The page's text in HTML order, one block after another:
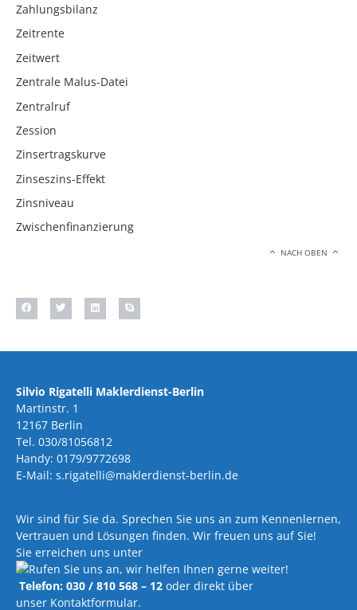
Zahlungsbilanz
Zeitrente
Zeitwert
Zentrale Malus-Datei
Zentralruf
Zession
Zinsertragskurve
Zinseszins-Effekt
Zinsniveau
Zwischenfinanzierung
NACH OBEN
Silvio Rigatelli Maklerdienst-Berlin
Martinstr. 1
12167 Berlin
Tel. 030/81056812
Handy: 0179/9772698
E-Mail: s.rigatelli@maklerdienst-berlin.de
Wir sind für Sie da. Sprechen Sie uns an zum Kennenlernen,
Vertrauen und Lösungen finden. Wir freuen uns auf Sie!
Sie erreichen uns unter
Telefon: 030 / 810 568 – 12 oder direkt über
unser Kontaktformular.